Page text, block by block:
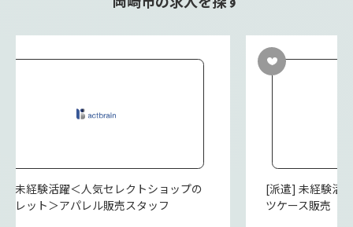
] 未経験活躍＜人気セレクトショップの
トレット＞アパレル販売スタッフ
[派遣] 未経験活
ツケース販売